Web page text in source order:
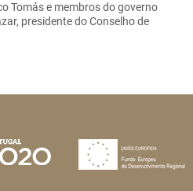
Tomás e membros do governo
presidente do Conselho de